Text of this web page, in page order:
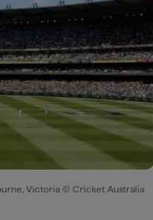
Victoria © Cricket Australia